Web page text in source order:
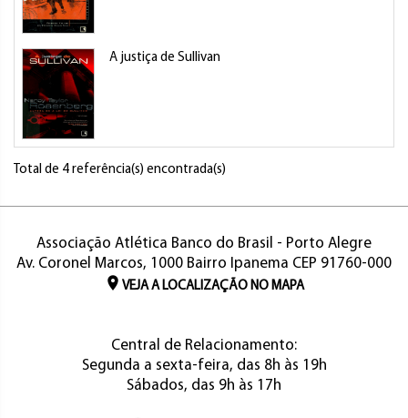
A justiça de Sullivan
Total de 4 referência(s) encontrada(s)
Associação Atlética Banco do Brasil - Porto Alegre
Av. Coronel Marcos, 1000 Bairro Ipanema CEP 91760-000
VEJA A LOCALIZAÇÃO NO MAPA
Central de Relacionamento:
Segunda a sexta-feira, das 8h às 19h
Sábados, das 9h às 17h